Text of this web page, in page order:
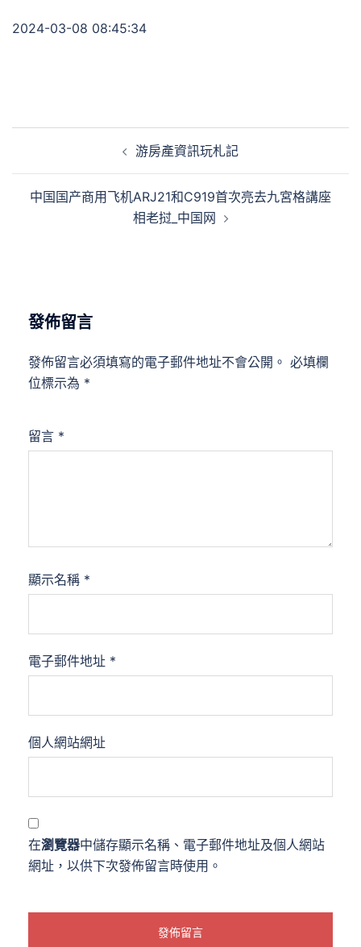
2024-03-08 08:45:34
游房產資訊玩札記
中国国产商用飞机ARJ21和C919首次亮去九宮格講座
相老挝_中国网
發佈留言
發佈留言必須填寫的電子郵件地址不會公開。 必填欄
位標示為 *
留言 *
顯示名稱 *
電子郵件地址 *
個人網站網址
在瀏覽器中儲存顯示名稱、電子郵件地址及個人網站
網址，以供下次發佈留言時使用。